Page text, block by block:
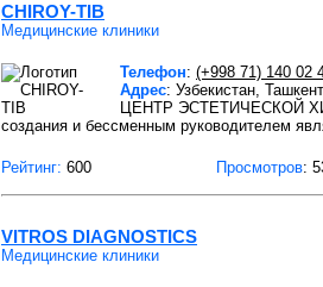
CHIROY-TIB
Медицинские клиники
Телефон: (+998 71) 140 02
Адрес: Узбекистан,
ЦЕНТР ЭСТЕТИЧЕСКОЙ
создания и бессменным руководителем
Рейтинг: 600 Просмотров:
VITROS DIAGNOSTICS
Медицинские клиники